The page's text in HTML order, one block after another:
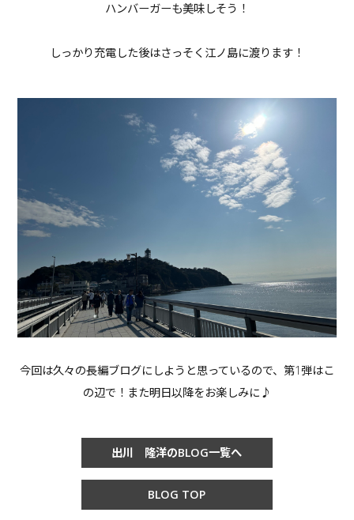
ハンバーガーも美味しそう！
しっかり充電した後はさっそく江ノ島に渡ります！
今回は久々の長編ブログにしようと思っているので、第1弾はこ
の辺で！また明日以降をお楽しみに♪
出川 隆洋のBLOG一覧へ
BLOG TOP